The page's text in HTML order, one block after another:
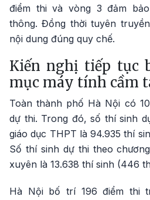
điểm thi và vòng 3 đảm
thông. Đồng thời tuyên
nội dung đúng quy chế.
Kiến nghị tiếp tục
mục máy tính cầm
Toàn thành phố Hà Nội có
dự thi. Trong đó, số thí sinh
giáo dục THPT là 94.935 thí
Số thí sinh dự thi theo
xuyên là 13.638 thí sinh (446
Hà Nội bố trí 196 điểm thi